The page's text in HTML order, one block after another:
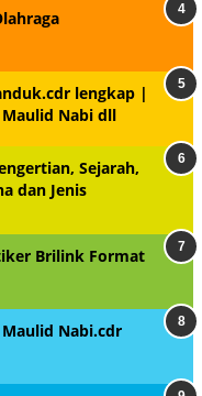
lengkap |
Nabi dll
Sejarah,
dan Jenis
Brilink Format
Nabi.cdr